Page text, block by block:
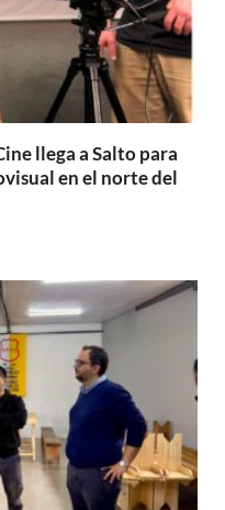
llega a Salto para
en el norte del